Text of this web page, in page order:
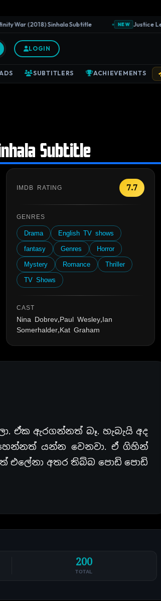
War (2018) Sinhala Subtitle NEW Justice
LOGIN
SUBTITLERS ACHIEVEMENTS
Subtitle
IMDB RATING 7.7
GENRES
Drama
English TV shows
fantasy
Genres
Horror
Mystery
Romance
Thriller
TV Shows
CAST
Nina Dobrev,Paul Wesley,Ian
Somerhalder,Kat Graham
ඒක ඇරගන්නත් බෑ. හැබැයි අද
යන්න වෙනවා. ඒ ගිහින්
එලේනා අතර තිබ්බ පොඩි පොඩි
200
TOTAL